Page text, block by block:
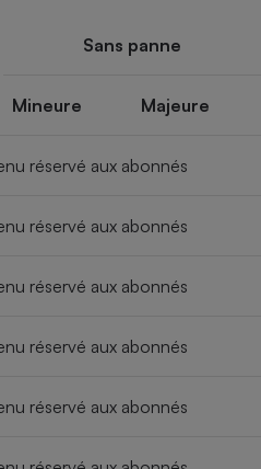
Sans panne
Mineure Majeure
réservé aux abonnés
réservé aux abonnés
réservé aux abonnés
réservé aux abonnés
réservé aux abonnés